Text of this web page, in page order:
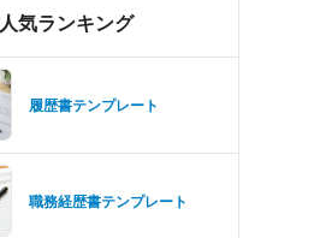
人気ランキング
履歴書テンプレート
職務経歴書テンプレート